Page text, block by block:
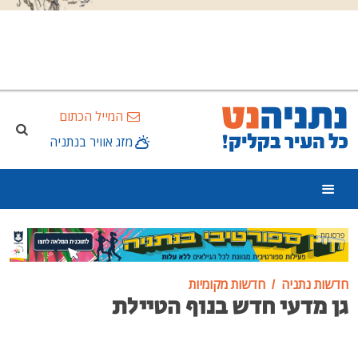
המייל הכתום
מזג אוויר בנתניה
פרסומת
חדשות נתניה חדשות מקומיות
גן מדעי חדש בנוף הטיילת